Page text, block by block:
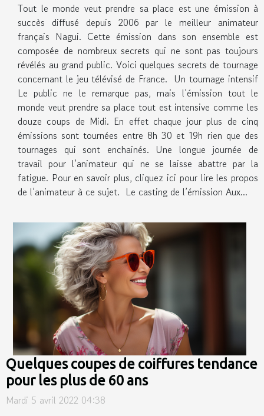
Tout le monde veut prendre sa place est une émission à
succès diffusé depuis 2006 par le meilleur animateur
français Nagui. Cette émission dans son ensemble est
composée de nombreux secrets qui ne sont pas toujours
révélés au grand public. Voici quelques secrets de tournage
concernant le jeu télévisé de France. Un tournage intensif
Le public ne le remarque pas, mais l’émission tout le
monde veut prendre sa place tout est intensive comme les
douze coups de Midi. En effet chaque jour plus de cinq
émissions sont tournées entre 8h 30 et 19h rien que des
tournages qui sont enchainés. Une longue journée de
travail pour l’animateur qui ne se laisse abattre par la
fatigue. Pour en savoir plus, cliquez ici pour lire les propos
de l’animateur à ce sujet. Le casting de l’émission Aux...
Quelques coupes de coiffures tendance
pour les plus de 60 ans
Mardi 5 avril 2022 04:38